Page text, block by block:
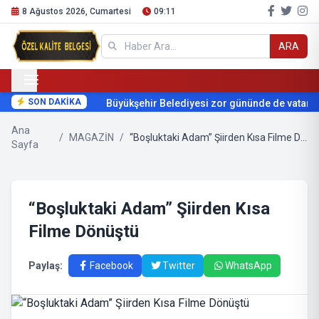
8 Ağustos 2026, Cumartesi 09:11
ARA
SON DAKİKA Büyükşehir Belediyesi zor gününde de
Ana
Sayfa
/ MAGAZİN /
“Boşluktaki Adam” Şiirden Kısa
Filme Dönüştü
Paylaş: Facebook Twitter WhatsApp